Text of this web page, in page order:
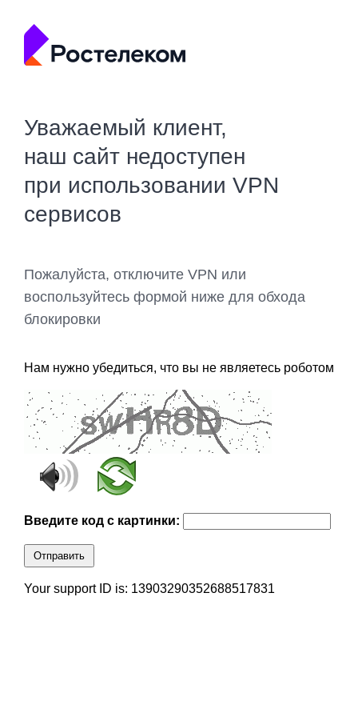
Уважаемый клиент,
наш сайт недоступен
при использовании VPN
сервисов
Пожалуйста, отключите VPN или
воспользуйтесь формой ниже для обхода
блокировки
Нам нужно убедиться, что вы не являетесь роботом
Введите код с картинки:
Отправить
Your support ID is: 13903290352688517831